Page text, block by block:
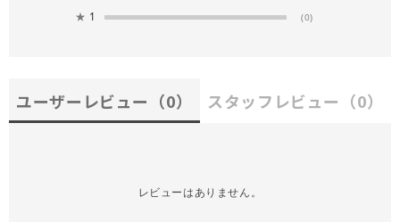
★ 1 (0)
ユーザーレビュー （0） スタッフレビュー （0）
レビューはありません。